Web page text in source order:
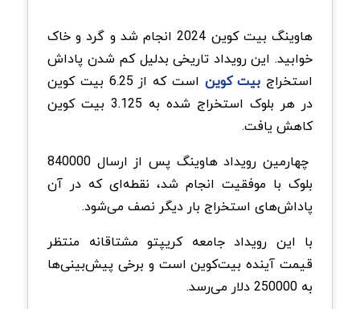
هاوینگ بیت کوین 2024 انجام شد و گرد و خاک
خوابید. این رویداد تاریخی بدلیل کم شدن پاداش
استخراج‌ بیت‌ کوین
است که از 6.25 بیت کوین
در هر بلوک استخراج شده به 3.125 بیت کوین
کاهش یافت.
چهارمین رویداد هاوینگ پس از ارسال 840000
بلوک با موفقیت انجام شد، نقطه‌ای که در آن
پاداش‌های استخراج بار دیگر نصف می‌شود.
با این رویداد جامعه کریپتو مشتاقانه منتظر
قیمت آینده بیت‌کوین است و برخی پیش‌بینی‌ها
به 250000 دلار می‌رسد.